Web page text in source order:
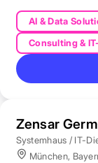
AI & Data
Consulting &
Zensar
Systemhaus / IT-
München,